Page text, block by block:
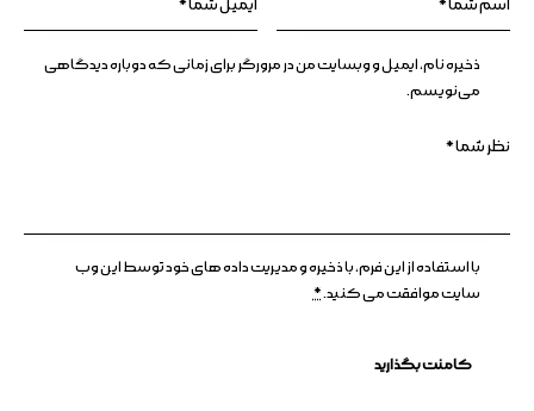
ذخیره نام، ایمیل و وبسایت من در مرورگر برای زمانی که دوباره دیدگاهی
می‌نویسم.
با استفاده از این فرم، با ذخیره و مدیریت داده های خود توسط این وب
سایت موافقت می کنید.*